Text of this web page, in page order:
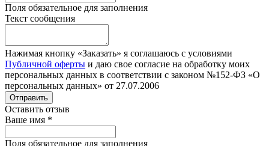
Поля обязательное для заполнения
Текст сообщения
Нажимая кнопку «Заказать» я соглашаюсь с условиями
Публичной оферты и даю свое согласие на обработку моих
персональных данных в соответствии с законом №152-ФЗ «О
персональных данных» от 27.07.2006
Отправить
Оставить отзыв
Ваше имя *
Поля обязательное для заполнения